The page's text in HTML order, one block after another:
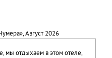
», Август 2026
мы отдыхаем в этом отеле,